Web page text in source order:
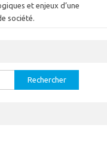
et enjeux d’une
société.